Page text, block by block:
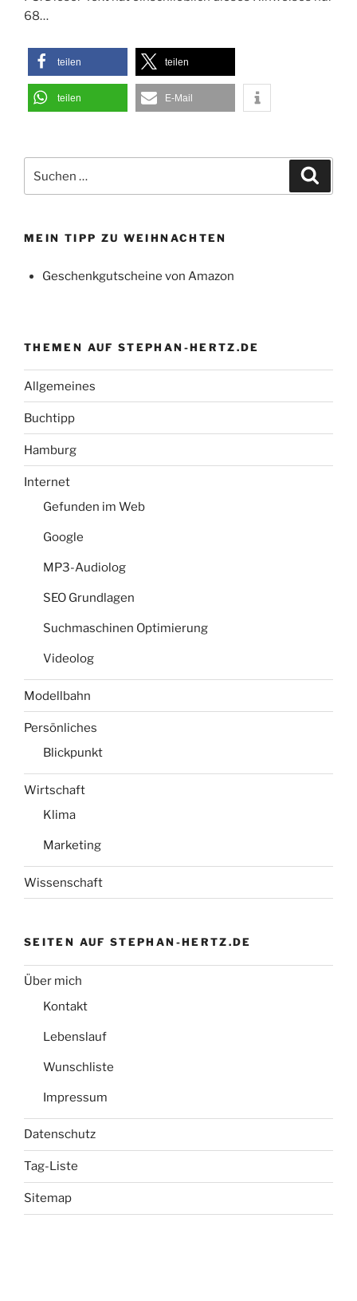
68…
teilen teilen
teilen E-Mail
nach:
MEIN TIPP ZU WEIHNACHTEN
Geschenkgutscheine von Amazon
THEMEN AUF STEPHAN-HERTZ.DE
Allgemeines
Buchtipp
Hamburg
Internet
Gefunden im Web
Google
MP3-Audiolog
SEO Grundlagen
Suchmaschinen Optimierung
Videolog
Modellbahn
Persönliches
Blickpunkt
Wirtschaft
Klima
Marketing
Wissenschaft
SEITEN AUF STEPHAN-HERTZ.DE
Über mich
Kontakt
Lebenslauf
Wunschliste
Impressum
Datenschutz
Tag-Liste
Sitemap